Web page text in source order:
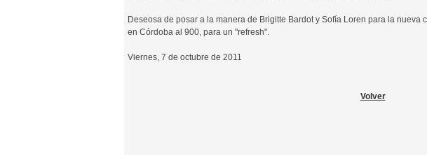
Deseosa de posar a la manera de Brigitte Bardot y Sofía Loren para la
en Córdoba al 900, para un "refresh".
Viernes, 7 de octubre de 2011
Volver